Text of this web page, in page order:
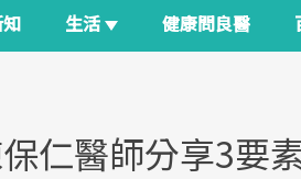
生活 健康問良醫
仁醫師分享3要